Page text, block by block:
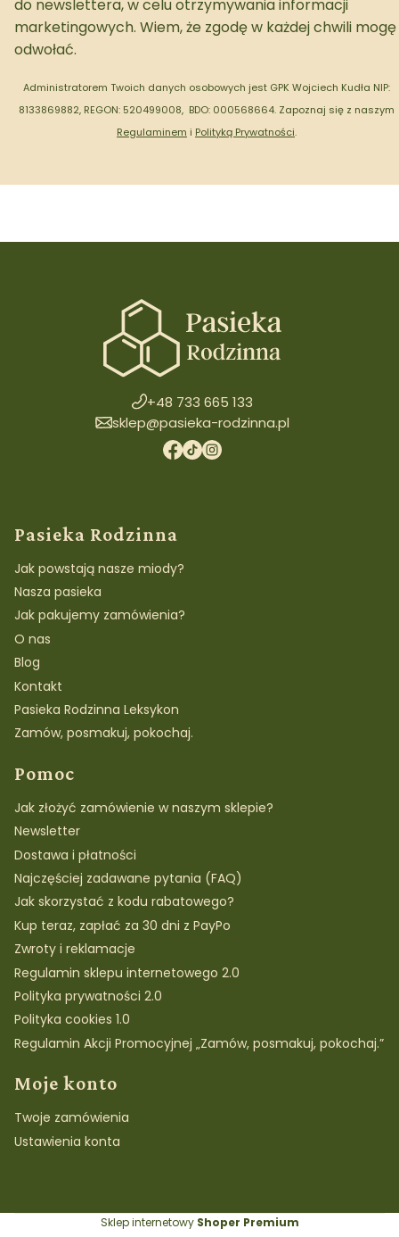
do newslettera, w celu otrzymywania informacji
marketingowych. Wiem, że zgodę w każdej chwili mogę
odwołać.
Administratorem Twoich danych osobowych jest GPK Wojciech Kudła NIP:
8133869882, REGON: 520499008, BDO: 000568664. Zapoznaj się z naszym
Regulaminem i Polityką Prywatności.
+48 733 665 133
sklep@pasieka-rodzinna.pl
Linki w stopce
Pasieka Rodzinna
Jak powstają nasze miody?
Nasza pasieka
Jak pakujemy zamówienia?
O nas
Blog
Kontakt
Pasieka Rodzinna Leksykon
Zamów, posmakuj, pokochaj.
Pomoc
Jak złożyć zamówienie w naszym sklepie?
Newsletter
Dostawa i płatności
Najczęściej zadawane pytania (FAQ)
Jak skorzystać z kodu rabatowego?
Kup teraz, zapłać za 30 dni z PayPo
Zwroty i reklamacje
Regulamin sklepu internetowego 2.0
Polityka prywatności 2.0
Polityka cookies 1.0
Regulamin Akcji Promocyjnej „Zamów, posmakuj, pokochaj.”
Moje konto
Twoje zamówienia
Ustawienia konta
Sklep internetowy Shoper Premium